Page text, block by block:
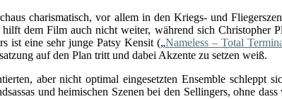
charismatisch, vor allem in den Kriegs- und
dem Film auch nicht weiter, während sich Christopher
ist eine sehr junge Patsy Kensit („Nameless – Total
auf den Plan tritt und dabei Akzente zu setzen weiß.
aber nicht optimal eingesetzten Ensemble
und heimischen Szenen bei den Sellingers, ohne